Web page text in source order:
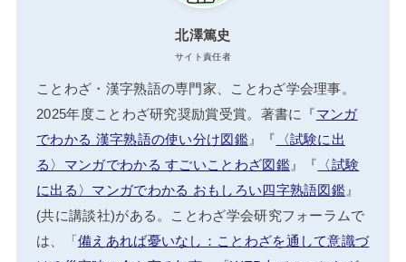
北澤篤史
サイト責任者
ことわざ・漢字熟語の専門家、ことわざ学会理事。
2025年度ことわざ研究奨励賞受賞。著書に『マンガ
でわかる 漢字熟語の使い分け図鑑』『 〈試験に出
る〉マンガでわかる すごいことわざ図鑑』『 〈試験
に出る〉マンガでわかる おもしろい四字熟語図鑑』
(共に講談社)がある。ことわざ学会研究フォーラムで
は、「備えあれば憂いなし：ことわざを通して意識づ